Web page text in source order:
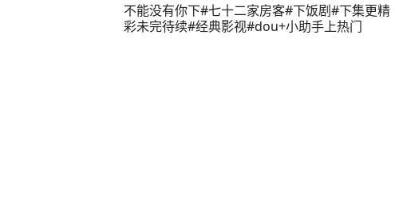
不能没有你下#七十二家房客#下饭剧#下集更精
彩未完待续#经典影视#dou+小助手上热门